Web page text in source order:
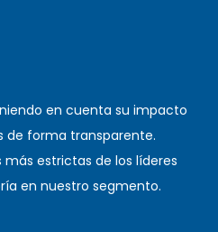
en cuenta su impacto
de forma transparente.
estrictas de los líderes
en nuestro segmento.